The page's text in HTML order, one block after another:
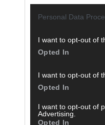
Personal Data
I want to opt-out of
Opted In
I want to opt-out of
Opted In
I want to opt-out of
Advertising.
Opted In
nawet
Jak